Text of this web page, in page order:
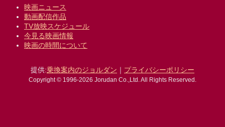
映画ニュース
動画配信作品
TV放映スケジュール
今見る映画情報
映画の時間について
提供:乗換案内のジョルダン ｜ プライバシーポリシー
Copyright © 1996-2026 Jorudan Co.,Ltd. All Rights Reserved.